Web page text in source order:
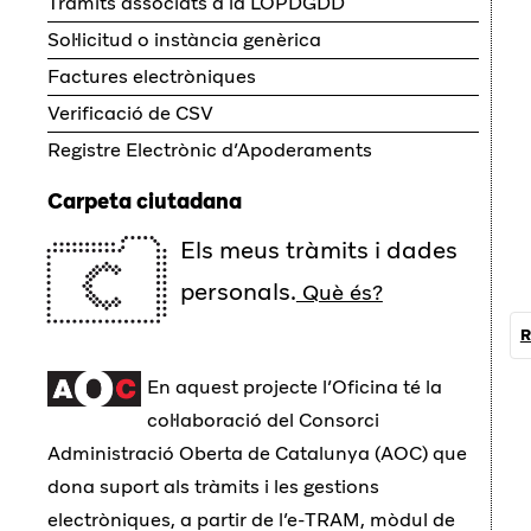
Sol·licitud o instància genèrica
Factures electròniques
Verificació de CSV
Registre Electrònic d’Apoderaments
Carpeta ciutadana
Els meus tràmits i dades
personals. Què és?
En aquest projecte l’Oficina té la
col·laboració del Consorci
Administració Oberta de Catalunya (AOC) que
dona suport als tràmits i les gestions
electròniques, a partir de l’e-TRAM, mòdul de